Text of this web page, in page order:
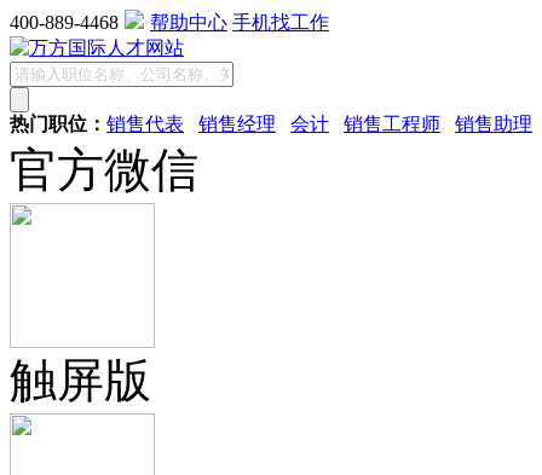
400-889-4468 帮助中心 手机找工作
热门职位： 销售代表 销售经理 会计 销售工程师 销售助理
官方微信
触屏版